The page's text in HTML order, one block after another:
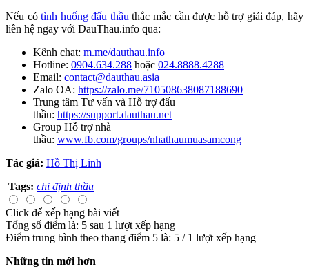
Nếu cótình huống đấu thầuthắc mắc cần được hỗ trợ giải đáp, hãy
liên hệ ngay với DauThau.info qua:
Kênh chat: m.me/dauthau.info
Hotline: 0904.634.288 hoặc 024.8888.4288
Email: contact@dauthau.asia
Zalo OA: https://zalo.me/710508638087188690
Trung tâm Tư vấn và Hỗ trợ đấu
thầu: https://support.dauthau.net
Group Hỗ trợ nhà
thầu: www.fb.com/groups/nhathaumuasamcong
Tác giả: Hồ Thị Linh
Tags: chỉ định thầu
Click để xếp hạng bài viết
Tổng số điểm là: 5 sau 1 lượt xếp hạng
Điểm trung bình theo thang điểm 5 là: 5 / 1 lượt xếp hạng
Những tin mới hơn